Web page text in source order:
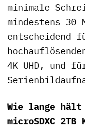
minimale
mindestens
entscheidend
4K UHD, und
Wie lange hält
microSDXC 2TB